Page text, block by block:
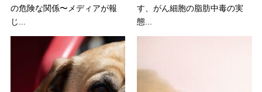
の危険な関係〜メディアが報
じ...
す、がん細胞の脂肪中毒の実
態...